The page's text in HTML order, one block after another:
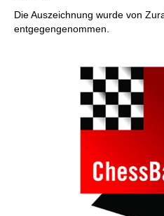
Die Auszeichnung wurde von
entgegengenommen.